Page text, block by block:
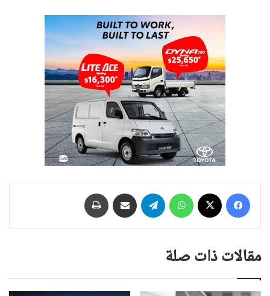
فيسبوك واتساب تيلقرام مشاركة عبر البريد
مقالات ذات صلة